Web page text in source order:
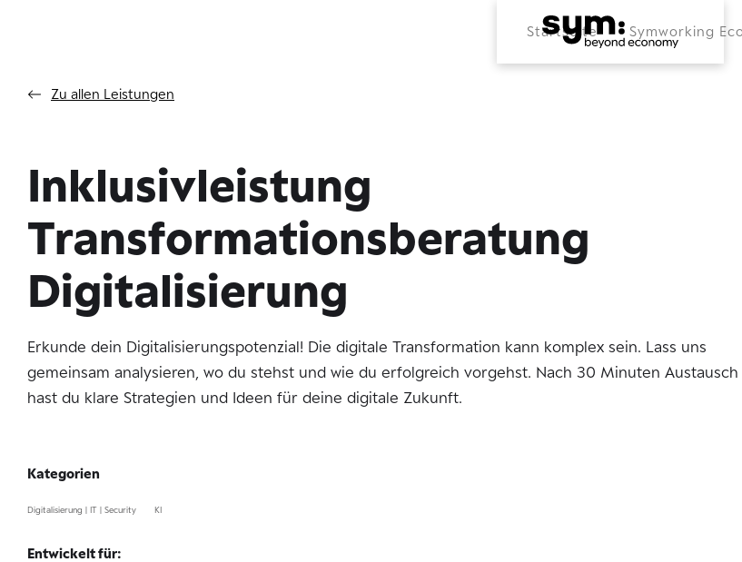
Startseite Symworking
Zu allen Leistungen
Inklusivleistung
Transformationsberatung
Digitalisierung
Erkunde dein Digitalisierungspotenzial! Die digitale Transformation kann komplex sein. Lass uns
gemeinsam analysieren, wo du stehst und wie du erfolgreich vorgehst. Nach 30 Minuten Austausch
hast du klare Strategien und Ideen für deine digitale Zukunft.
Kategorien
Digitalisierung | IT | Security KI
Entwickelt für: